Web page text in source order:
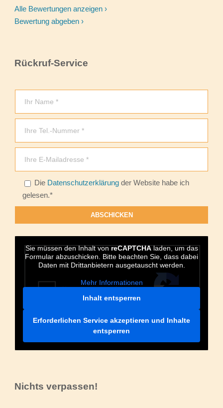
Alle Bewertungen anzeigen ›
Bewertung abgeben ›
Rückruf-Service
Bitte lasse dieses Feld leer.
Die Datenschutzerklärung der Website habe ich
gelesen.*
Sie müssen den Inhalt vonreCAPTCHAladen, um das
Formular abzuschicken. Bitte beachten Sie, dass dabei
Daten mit Drittanbietern ausgetauscht werden.
Mehr Informationen
Inhalt entsperren
Erforderlichen Service akzeptieren und Inhalte
entsperren
Nichts verpassen!